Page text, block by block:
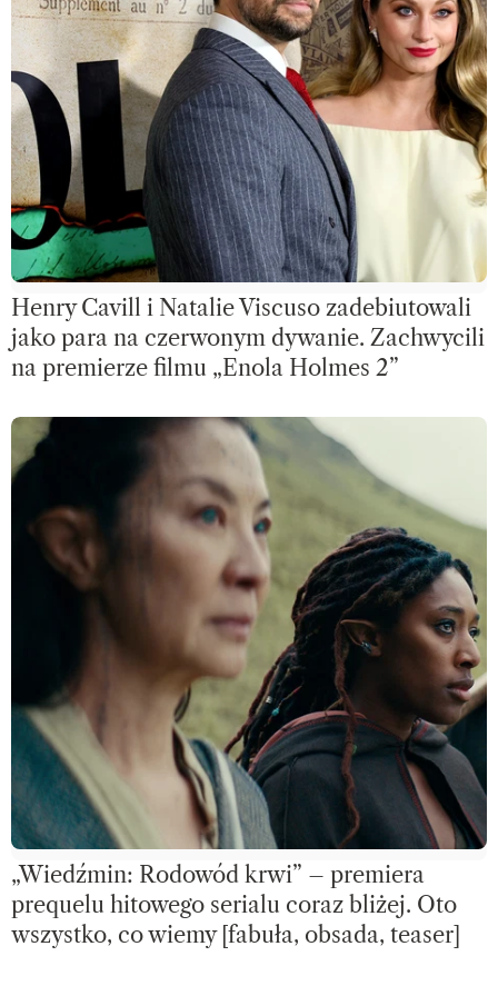
Henry Cavill i Natalie Viscuso zadebiutowali
jako para na czerwonym dywanie. Zachwycili
na premierze filmu „Enola Holmes 2”
„Wiedźmin: Rodowód krwi” – premiera
prequelu hitowego serialu coraz bliżej. Oto
wszystko, co wiemy [fabuła, obsada, teaser]